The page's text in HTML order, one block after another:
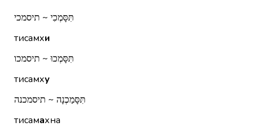
תִּסָּמְכִי ~ תיסמכי
тисамхи
תִּסָּמְכוּ ~ תיסמכו
тисамху
תִּסָּמַכְנָה ~ תיסמכנה
тисамахна